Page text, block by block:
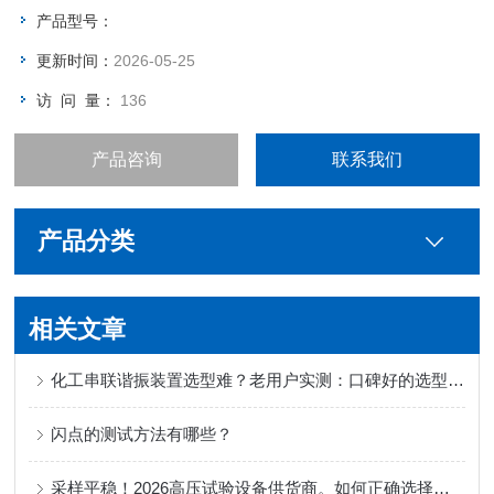
产品型号：
更新时间： 2026-05-25
访 问 量： 136
产品咨询 联系我们
产品分类
相关文章
化工串联谐振装置选型难？老用户实测：口碑好的选型建议藏这些细节里
闪点的测试方法有哪些？
采样平稳！2026高压试验设备供货商。如何正确选择适合的直流高压发生器厂家